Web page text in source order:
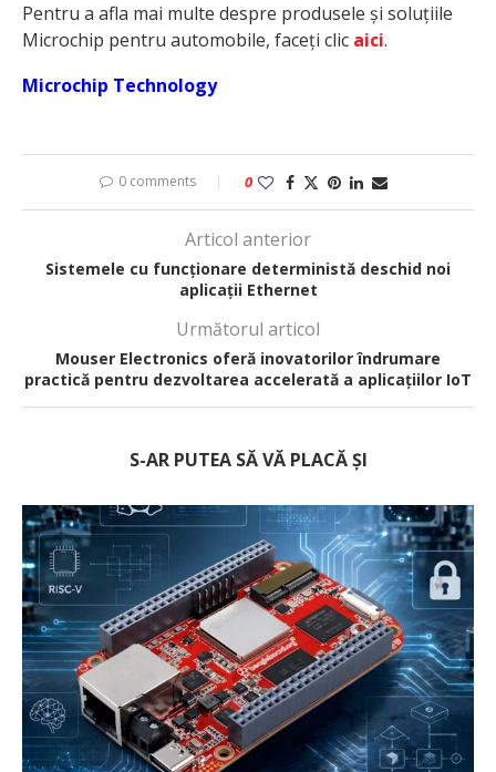
Pentru a afla mai multe despre produsele și soluțiile
Microchip pentru automobile, faceți clic aici.
Microchip Technology
0 comments 0
Articol anterior
Sistemele cu funcționare deterministă deschid noi
aplicații Ethernet
Următorul articol
Mouser Electronics oferă inovatorilor îndrumare
practică pentru dezvoltarea accelerată a aplicațiilor IoT
S-AR PUTEA SĂ VĂ PLACĂ ȘI